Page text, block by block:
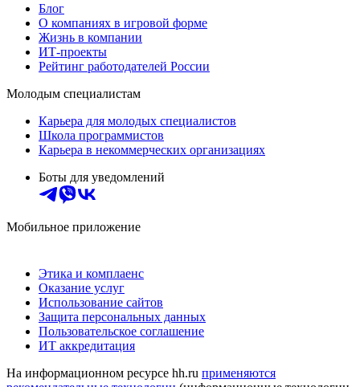
Блог
О компаниях в игровой форме
Жизнь в компании
ИТ-проекты
Рейтинг работодателей России
Молодым специалистам
Карьера для молодых специалистов
Школа программистов
Карьера в некоммерческих организациях
Боты для уведомлений
Мобильное приложение
Этика и комплаенс
Оказание услуг
Использование сайтов
Защита персональных данных
Пользовательское соглашение
ИТ аккредитация
На информационном ресурсе hh.ru применяются